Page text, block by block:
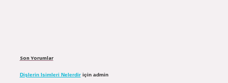
Son Yorumlar
Dişlerin Isimleri Nelerdiriçin admin